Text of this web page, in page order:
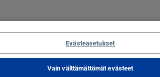
Evästeasetukset
Vain välttämättömät evästeet